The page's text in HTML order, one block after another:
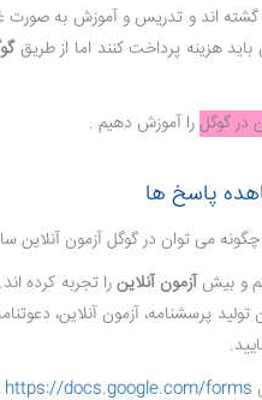
اند و تدریس و آموزش به
هزینه پرداخت کنند اما از طریق
در گوگلرا آموزش دهیم .
پاسخ ها
می توان در گوگل آزمون آنلاین
و بیشآزمون آنلاینرا تجربه کرده
پرسشنامه، آزمون آنلاین،
https://docs.google.com/forms